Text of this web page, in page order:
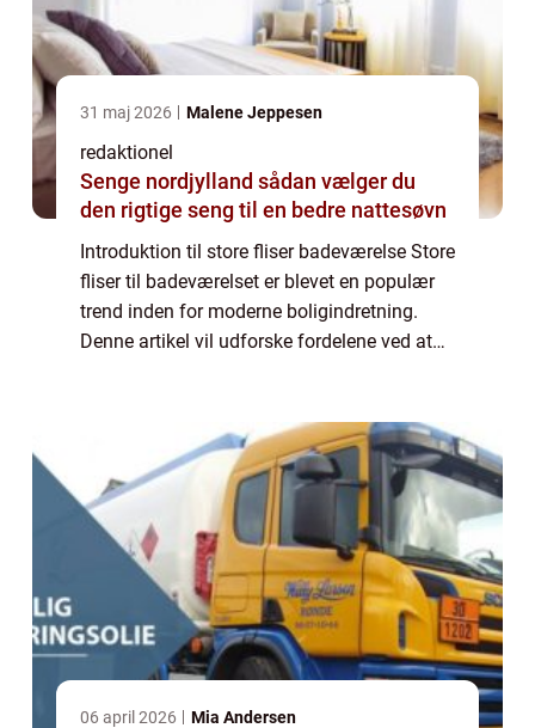
31 maj 2026 Malene Jeppesen
redaktionel
Senge nordjylland sådan vælger du
den rigtige seng til en bedre nattesøvn
Introduktion til store fliser badeværelse Store
fliser til badeværelset er blevet en populær
trend inden for moderne boligindretning.
Denne artikel vil udforske fordelene ved at
06 april 2026 Mia Andersen